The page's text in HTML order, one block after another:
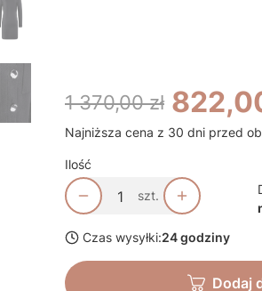
1 370,00 zł
Najniższa cena z 30 dni przed
Ilość
szt.
Czas wysyłki:24 godziny
Dodaj